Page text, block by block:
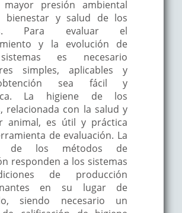
presión ambiental
bienestar y salud de los
Para evaluar el
y la evolución de
es necesario
simples, aplicables y
sea fácil y
La higiene de los
relacionada con la salud y
animal, es útil y práctica
de evaluación. La
de los métodos de
responden a los sistemas
de producción
en su lugar de
siendo necesario un